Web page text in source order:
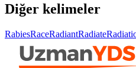
Diğer kelimeler
RabiesRaceRadiantRadiate